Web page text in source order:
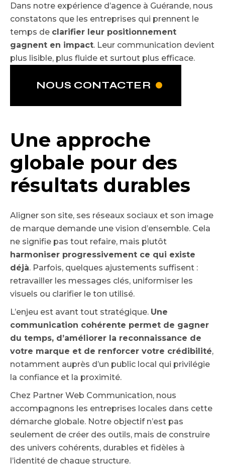
Dans notre expérience d’agence à Guérande, nous
constatons que les entreprises qui prennent le
temps de clarifier leur positionnement
gagnent en impact. Leur communication devient
plus lisible, plus fluide et surtout plus efficace.
NOUS CONTACTER
Une approche
globale pour des
résultats durables
Aligner son site, ses réseaux sociaux et son image
de marque demande une vision d’ensemble. Cela
ne signifie pas tout refaire, mais plutôt
harmoniser progressivement ce qui existe
déjà. Parfois, quelques ajustements suffisent :
retravailler les messages clés, uniformiser les
visuels ou clarifier le ton utilisé.
L’enjeu est avant tout stratégique. Une
communication cohérente permet de gagner
du temps, d’améliorer la reconnaissance de
votre marque et de renforcer votre crédibilité,
notamment auprès d’un public local qui privilégie
la confiance et la proximité.
Chez Partner Web Communication, nous
accompagnons les entreprises locales dans cette
démarche globale. Notre objectif n’est pas
seulement de créer des outils, mais de construire
des univers cohérents, durables et fidèles à
l’identité de chaque structure.